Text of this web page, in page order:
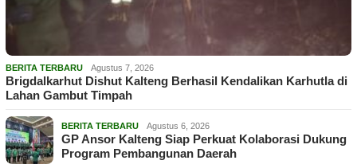
BERITA TERBARU Agustus 7, 2026
Brigdalkarhut Dishut Kalteng Berhasil Kendalikan Karhutla di
Lahan Gambut Timpah
BERITA TERBARU Agustus 6, 2026
GP Ansor Kalteng Siap Perkuat Kolaborasi Dukung
Program Pembangunan Daerah